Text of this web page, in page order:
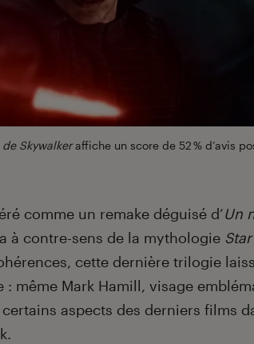
de Skywalkeraffiche un score de 52 % d’avis
comme un remake déguisé d’Un
à contre-sens de la mythologie
cette dernière trilogie
: même Mark Hamill, visage
aspects des derniers films
.